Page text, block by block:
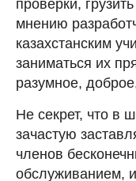
проверки,
мнению
казахстанским
заниматься их
разумное,
Не секрет, что в
зачастую
членов
обслуживанием,